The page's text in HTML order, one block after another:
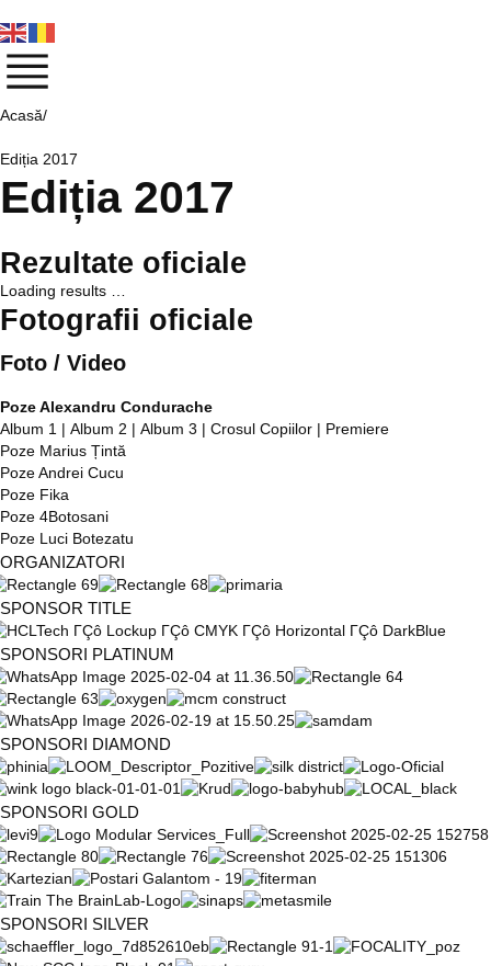
Acasă/
Ediția 2017
Ediția 2017
Rezultate oficiale
Loading results …
Fotografii oficiale
Foto / Video
Poze Alexandru Condurache
Album 1
Album 2 Album 3 Crosul Copiilor
Premiere
Poze Marius Țintă
Poze Andrei Cucu
Poze Fika
Poze 4Botosani
Poze Luci Botezatu
ORGANIZATORI
SPONSOR TITLE
SPONSORI PLATINUM
SPONSORI DIAMOND
SPONSORI GOLD
SPONSORI SILVER